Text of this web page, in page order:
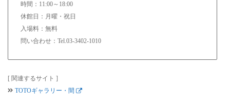
時間：11:00～18:00
休館日：月曜・祝日
入場料：無料
問い合わせ：Tel.03-3402-1010
[ 関連するサイト ]
TOTOギャラリー・間